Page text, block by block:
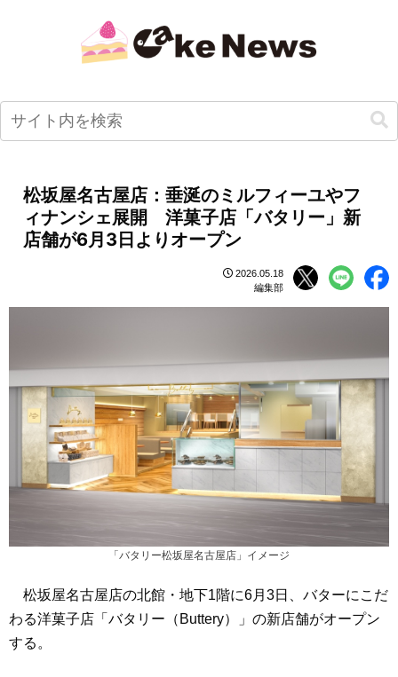
松坂屋名古屋店：垂涎のミルフィーユやフ
ィナンシェ展開 洋菓子店「バタリー」新
店舗が6月3日よりオープン
2026.05.18
編集部
「バタリー松坂屋名古屋店」イメージ
松坂屋名古屋店の北館・地下1階に6月3日、バターにこだ
わる洋菓子店「バタリー（Buttery）」の新店舗がオープン
する。